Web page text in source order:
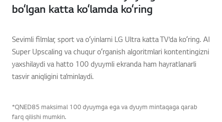
bo‘lgan katta ko‘lamda ko‘ring
Sevimli filmlar, sport va oʻyinlarni LG Ultra katta TV‘da koʻring. AI
Super Upscaling va chuqur oʻrganish algoritmlari kontentingizni
yaxshilaydi va hatto 100 dyuymli ekranda ham hayratlanarli
tasvir aniqligini ta’minlaydi.
*QNED85 maksimal 100 dyuymga ega va dyuym mintaqaga qarab
farq qilishi mumkin.